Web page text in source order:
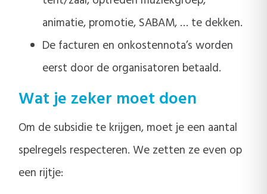
animatie, promotie, SABAM, … te dekken.
De facturen en onkostennota’s worden
eerst door de organisatoren betaald.
Wat je zeker moet doen
Om de subsidie te krijgen, moet je een aantal
spelregels respecteren. We zetten ze even op
een rijtje: